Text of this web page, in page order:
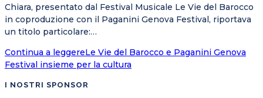
Chiara, presentato dal Festival Musicale Le Vie del Barocco
in coproduzione con il Paganini Genova Festival, riportava
un titolo particolare:…
Continua a leggereLe Vie del Barocco e Paganini Genova
Festival insieme per la cultura
I NOSTRI SPONSOR